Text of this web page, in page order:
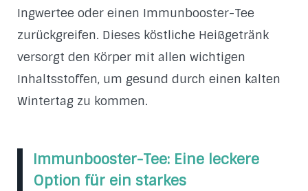
Ingwertee oder einen Immunbooster-Tee
zurückgreifen. Dieses köstliche Heißgetränk
versorgt den Körper mit allen wichtigen
Inhaltsstoffen, um gesund durch einen kalten
Wintertag zu kommen.
Immunbooster-Tee: Eine leckere
Option für ein starkes